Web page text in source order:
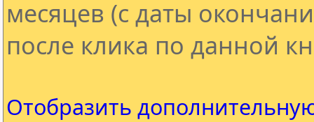
месяцев (с даты
после клика по данной
Отобразить